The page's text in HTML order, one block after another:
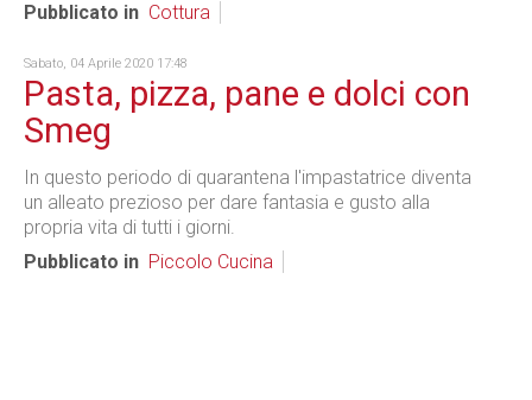
Pubblicato in Cottura
Sabato, 04 Aprile 2020 17:48
Pasta, pizza, pane e dolci con
Smeg
In questo periodo di quarantena l'impastatrice diventa
un alleato prezioso per dare fantasia e gusto alla
propria vita di tutti i giorni.
Pubblicato in Piccolo Cucina